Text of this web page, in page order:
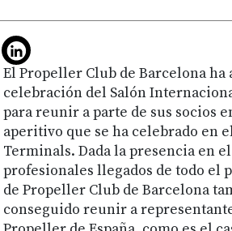
El Propeller Club de Barcelona ha
celebración del Salón
para reunir a parte de sus socios
aperitivo que se ha celebrado en
Terminals. Dada la presencia en
profesionales llegados de todo el
de Propeller Club de Barcelona
conseguido reunir a